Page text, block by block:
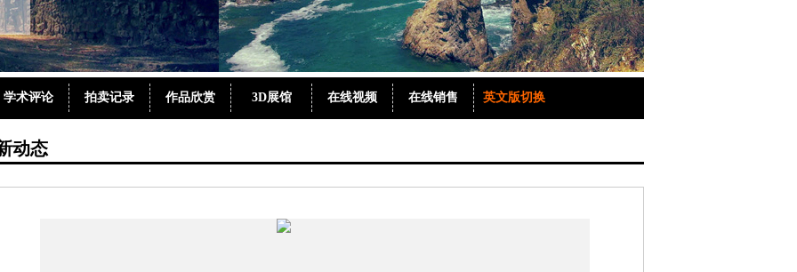
学术评论 拍卖记录 作品欣赏 3D展馆 在线视频 在线销售 英文版切换
动态